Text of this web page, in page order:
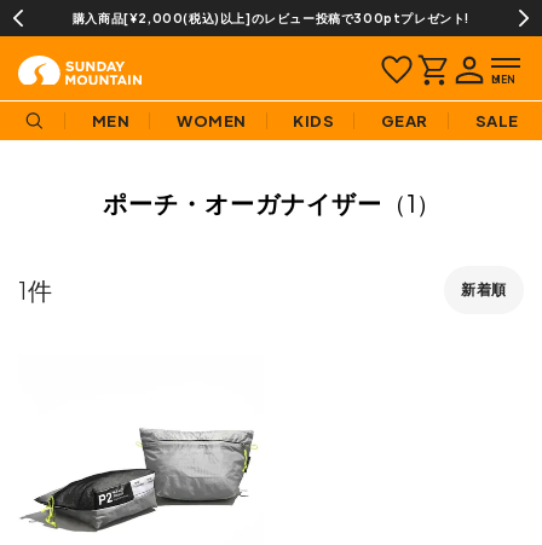
購入商品[¥2,000(税込)以上]のレビュー投稿で300ptプレゼント!
MEN WOMEN KIDS GEAR SALE
ポーチ・オーガナイザー （1）
新着順
1